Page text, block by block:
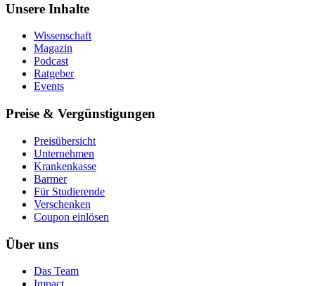
Unsere Inhalte
Wissenschaft
Magazin
Podcast
Ratgeber
Events
Preise & Vergünstigungen
Preisübersicht
Unternehmen
Krankenkasse
Barmer
Für Studierende
Ver­schen­ken
Coupon einlösen
Über uns
Das Team